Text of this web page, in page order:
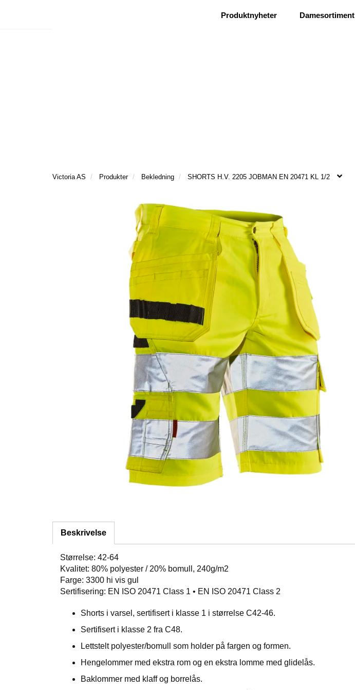
Ønsker besøk| Ris og ros
Produktnyheter Damesortiment
Victoria AS Produkter Bekledning SHORTS H.V. 2205 JOBMAN EN 20471 KL 1/2
Beskrivelse
Størrelse: 42-64
Kvalitet: 80% polyester / 20% bomull, 240g/m2
Farge: 3300 hi vis gul
Sertifisering: EN ISO 20471 Class 1 • EN ISO 20471 Class 2
Shorts i varsel, sertifisert i klasse 1 i størrelse C42-46.
Sertifisert i klasse 2 fra C48.
Lettstelt polyester/bomull som holder på fargen og formen.
Hengelommer med ekstra rom og en ekstra lomme med glidelås.
Baklommer med klaff og borrelås.